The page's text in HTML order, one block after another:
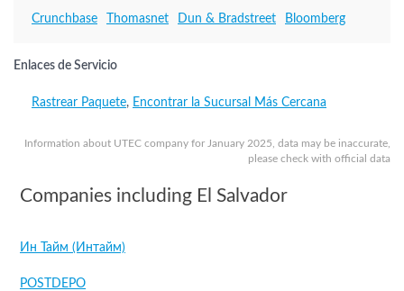
Information about UTEC company for January 2025, data may be inaccurate,
please check with official data
Crunchbase Thomasnet Dun & Bradstreet Bloomberg
Enlaces de Servicio
Rastrear Paquete, Encontrar la Sucursal Más Cercana
Companies including El Salvador
Ин Тайм (Интайм)
POSTDEPO